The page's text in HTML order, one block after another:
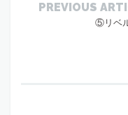
PREVIOUS
⑤リベ